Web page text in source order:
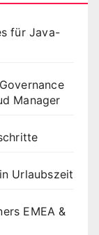
für Java-
Manager
Urlaubszeit
EMEA &